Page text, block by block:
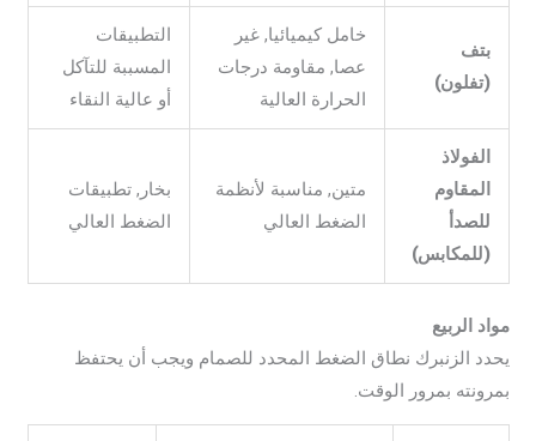
بتف
(تفلون)
خامل كيميائيا, غير
عصا, مقاومة درجات
الحرارة العالية
التطبيقات
المسببة للتآكل
أو عالية النقاء
الفولاذ
المقاوم
للصدأ
(للمكابس)
متين, مناسبة لأنظمة
الضغط العالي
بخار, تطبيقات
الضغط العالي
مواد الربيع
يحدد الزنبرك نطاق الضغط المحدد للصمام ويجب أن يحتفظ
بمرونته بمرور الوقت.